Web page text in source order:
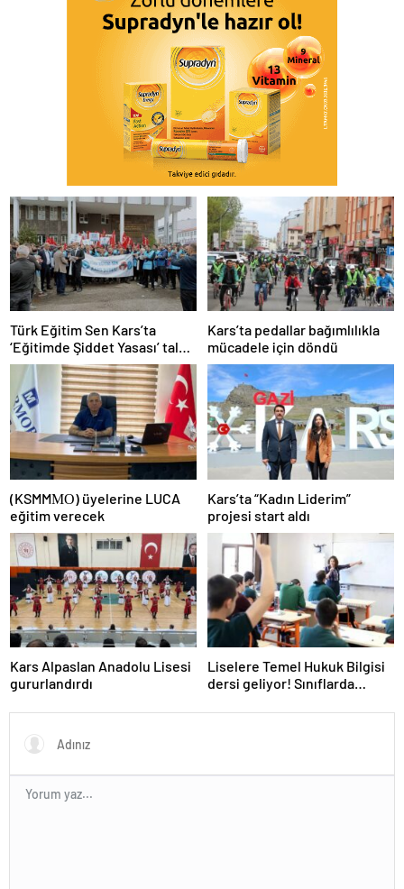
Türk Eğitim Sen Kars’ta
‘Eğitimde Şiddet Yasası’ talep
etti
Kars’ta pedallar bağımlılıkla
mücadele için döndü
(KSMMΜΟ) üyelerine LUCA
eğitim verecek
Kars’ta “Kadın Liderim”
projesi start aldı
Kars Alpaslan Anadolu Lisesi
gururlandırdı
Liselere Temel Hukuk Bilgisi
dersi geliyor! Sınıflarda